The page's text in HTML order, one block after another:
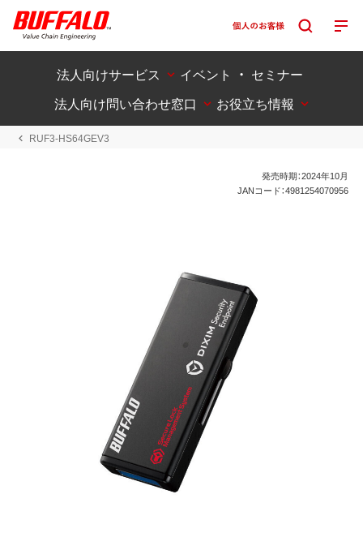
法人向けサービス
イベント ・ セミナー
法人向け問い合わせ窓口
お役立ち情報
RUF3-HS64GEV3
発売時期：2024年10月
JANコード：4981254070956